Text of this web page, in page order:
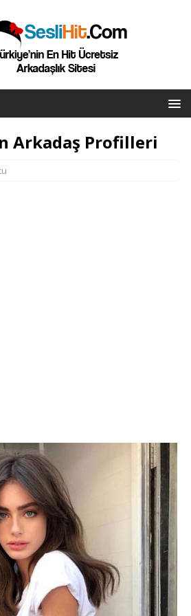
Arkadaş Profilleri